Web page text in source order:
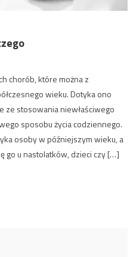
chorób, które można z
wieku. Dotyka ono
ze stosowania niewłaściwego
sposobu życia codziennego.
osoby w późniejszym wieku, a
go u nastolatków, dzieci czy […]